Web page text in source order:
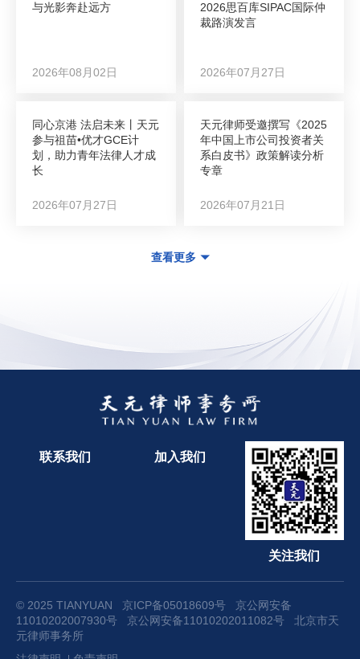
与光影奔赴远方
2026年08月02日
2026思百库SIPAC国际仲
裁路演发言
2026年07月27日
同心京港 法启未来丨天元
参与祖苗•优才GCE计
划，助力青年法律人才成
长
2026年07月27日
天元律师受邀撰写《2025
年中国上市公司投资者关
系白皮书》政策解读分析
专章
2026年07月21日
查看更多
联系我们 加入我们
关注我们
© 2025 TIANYUAN 京ICP备05018609号
京公网安备
11010202007930号
京公网安备11010202011082号 北京市天
元律师事务所